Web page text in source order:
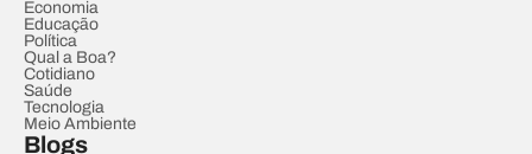
Economia
Educação
Política
Qual a Boa?
Cotidiano
Saúde
Tecnologia
Meio Ambiente
Blogs